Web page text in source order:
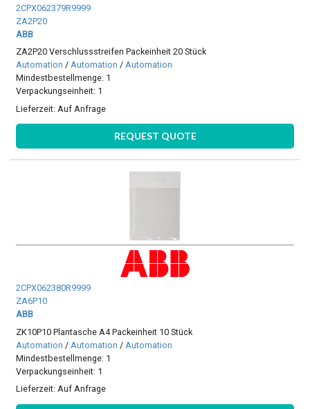
2CPX062379R9999
ZA2P20
ABB
ZA2P20 Verschlussstreifen Packeinheit 20 Stück
Automation /Automation /Automation
Mindestbestellmenge: 1
Verpackungseinheit: 1
Lieferzeit: Auf Anfrage
REQUEST QUOTE
2CPX062380R9999
ZA6P10
ABB
ZK10P10 Plantasche A4 Packeinheit 10 Stück
Automation / Automation / Automation
Mindestbestellmenge: 1
Verpackungseinheit: 1
Lieferzeit:Auf Anfrage